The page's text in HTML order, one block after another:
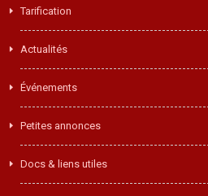
Tarification
Actualités
Événements
Petites annonces
Docs & liens utiles